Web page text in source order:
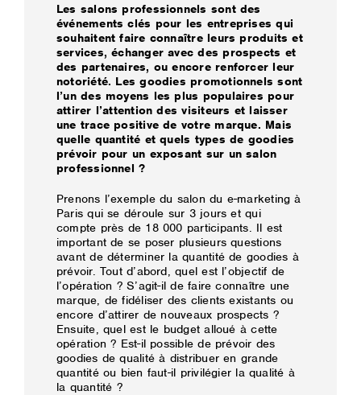
Les salons professionnels sont des
événements clés pour les entreprises qui
souhaitent faire connaître leurs produits et
services, échanger avec des prospects et
des partenaires, ou encore renforcer leur
notoriété. Les goodies promotionnels sont
l’un des moyens les plus populaires pour
attirer l’attention des visiteurs et laisser
une trace positive de votre marque. Mais
quelle quantité et quels types de goodies
prévoir pour un exposant sur un salon
professionnel ?
Prenons l’exemple du salon du e-marketing à
Paris qui se déroule sur 3 jours et qui
compte près de 18 000 participants. Il est
important de se poser plusieurs questions
avant de déterminer la quantité de goodies à
prévoir. Tout d’abord, quel est l’objectif de
l’opération ? S’agit-il de faire connaître une
marque, de fidéliser des clients existants ou
encore d’attirer de nouveaux prospects ?
Ensuite, quel est le budget alloué à cette
opération ? Est-il possible de prévoir des
goodies de qualité à distribuer en grande
quantité ou bien faut-il privilégier la qualité à
la quantité ?